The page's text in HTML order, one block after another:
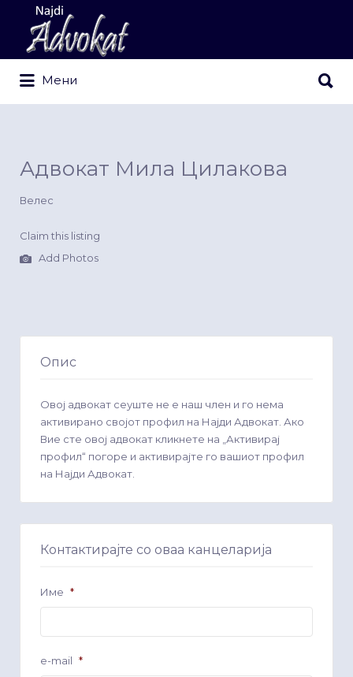
Search
for:
Мени
for:
Адвокат Мила Цилакова
Велес
Claim this listing
Add Photos
Опис
Овој адвокат сеуште не е наш член и го нема
активирано својот профил на Најди Адвокат. Ако
Вие сте овој адвокат кликнете на „Активирај
профил“ погоре и активирајте го вашиот профил
на Најди Адвокат.
Контактирајте со оваа канцеларија
Име *
e-mail *